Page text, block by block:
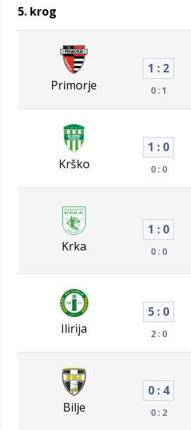
5. krog
Primorje
1 : 2
0 : 1
Krško
1 : 0
0 : 0
Krka
1 : 0
0 : 0
Ilirija
5 : 0
2 : 0
Bilje
0 : 4
0 : 2